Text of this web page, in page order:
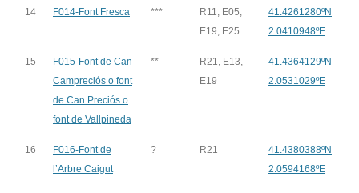
14 F014-Font Fresca ***
R11, E05,
E19, E25
41.4261280ºN
2.0410948ºE
15
F015-Font de Can
Campreciós o font
de Can Preciós o
font de Vallpineda
**
R21, E13,
E19
41.4364129ºN
2.0531029ºE
16
F016-Font de
l’Arbre Caigut
? R21
41.4380388ºN
2.0594168ºE